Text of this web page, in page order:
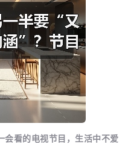
会看的电视节目，生活中不爱